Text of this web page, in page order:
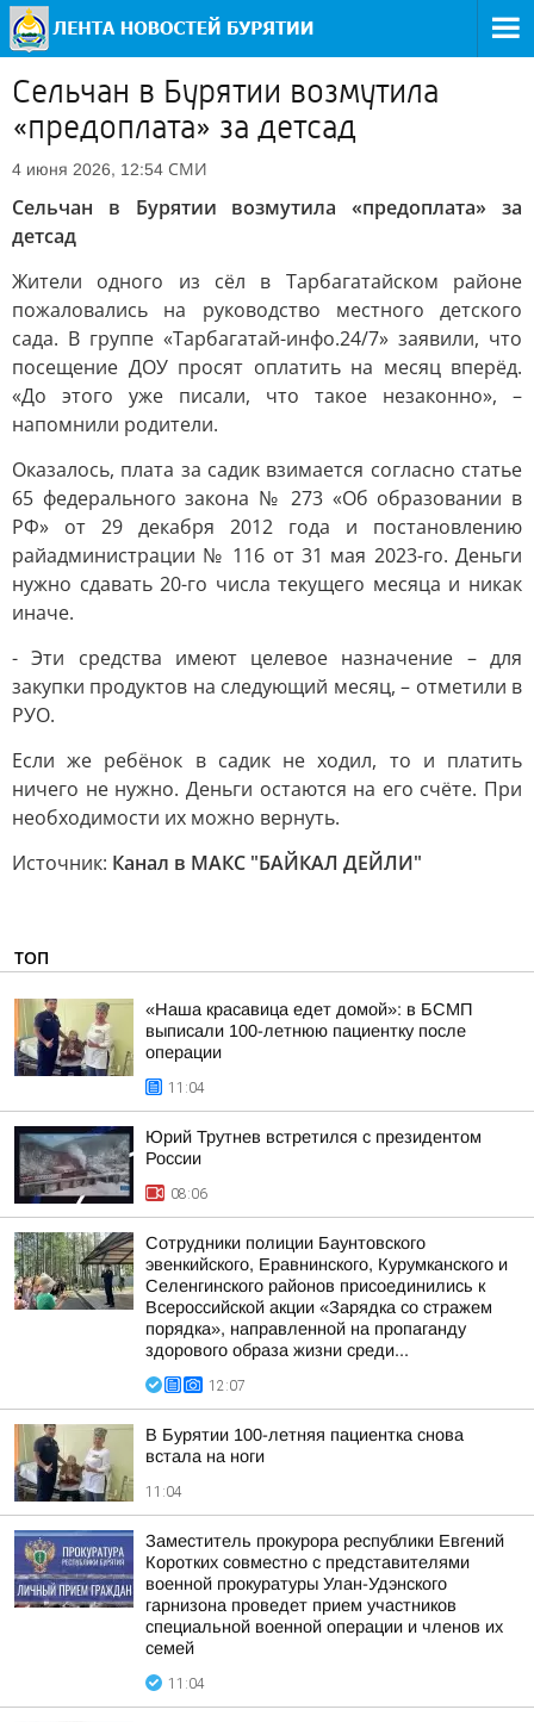
Сельчан в Бурятии возмутила
«предоплата» за детсад
4 июня 2026, 12:54 СМИ
Сельчан в Бурятии возмутила «предоплата» за
детсад
Жители одного из сёл в Тарбагатайском районе
пожаловались на руководство местного детского
сада. В группе «Тарбагатай-инфо.24/7» заявили, что
посещение ДОУ просят оплатить на месяц вперёд.
«До этого уже писали, что такое незаконно», –
напомнили родители.
Оказалось, плата за садик взимается согласно статье
65 федерального закона № 273 «Об образовании в
РФ» от 29 декабря 2012 года и постановлению
райадминистрации № 116 от 31 мая 2023-го. Деньги
нужно сдавать 20-го числа текущего месяца и никак
иначе.
- Эти средства имеют целевое назначение – для
закупки продуктов на следующий месяц, – отметили в
РУО.
Если же ребёнок в садик не ходил, то и платить
ничего не нужно. Деньги остаются на его счёте. При
необходимости их можно вернуть.
Источник: Канал в МАКС "БАЙКАЛ ДЕЙЛИ"
ТОП
«Наша красавица едет домой»: в БСМП
выписали 100-летнюю пациентку после
операции
11:04
Юрий Трутнев встретился с президентом
России
08:06
Сотрудники полиции Бaунтовского
эвенкийского, Еравнинского, Курумканского и
Селенгинского районов присоединились к
Всероссийской акции «Зарядка со стражем
порядка», направленной на пропаганду
здорового образа жизни среди...
12:07
В Бурятии 100-летняя пациентка снова
встала на ноги
11:04
Заместитель прокурора республики Евгений
Коротких совместно с представителями
военной прокуратуры Улан-Удэнского
гарнизона проведет прием участников
специальной военной операции и членов их
семей
11:04